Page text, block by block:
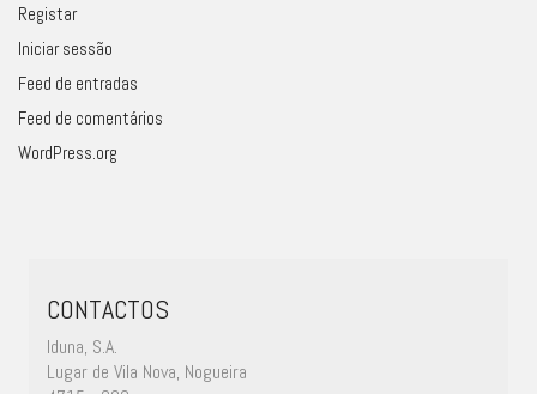
Registar
Iniciar sessão
Feed de entradas
Feed de comentários
WordPress.org
CONTACTOS
Iduna, S.A.
Lugar de Vila Nova, Nogueira